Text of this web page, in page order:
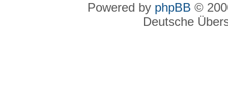
Powered by phpBB ©
Deutsche